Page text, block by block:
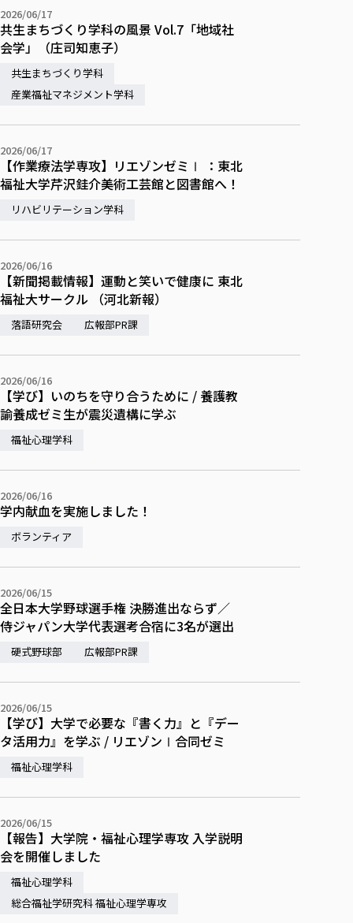
お役立ち情報（リンク集）
放射線モニタリング測定結果（国見キャンパス）
教職課程における情報の公表
学部・学科等設置計画履行状況報告書
情報公開規程
大学院
大学院
総合福祉学研究科 社会福祉学専攻 博士課程
通信教育部
通信教育部
通信制大学院 総合福祉学研究科 社会福祉学専攻 修士課程
通信制大学院 総合福祉学研究科 福祉心理学専攻 修士課程
カリキュラム（学部・大学院）
学びの特徴
実学臨床教育（総合福祉学部のみ履修可能）
教育実践活動（教育学科学生のみ受講可能）
禅のこころ
教員紹介・業績
学びのサポート
学費（学部学科）
授業料減免・奨学金等
宿舎の紹介
学生生活サポート
学生自主活動支援
社会人学生の育児支援（一時預かり）
求人の受付について
単独学内説明会のご案内
在学生の方
資格取得報奨制度について
東北福祉大学求人・インターンシップ検索サイト（キャリタス
卒業生の方
卒業生の方
卒業後のキャリア支援体制
卒業生アンケート
よくあるご質問
在学生インタビュー
Prospective Students
学生支援センター国際交流の活動
スタッフ紹介
ニュース一覧
東北福祉大学の研究紹介
共同研究等をご検討の皆様へ
東北福祉大学の紀要・リポジトリ
東北福祉大学の紀要・リポジトリ
研究紀要
教職研究
東北福祉大学機関リポジトリ
東北福祉大学オープンアクセス方針
産学・産学官連携
産学・産学官連携
学生参加 × 産学官連携 ～ 「行学一如」の実践
社会貢献・地域連携活動
社会貢献・地域連携活動
社会貢献への取り組み
社会貢献・地域連携活動報告書
被災地の子ども支援活動
自治体・団体等との主な協定
自治体・団体等との主な協定
生涯学習・社会人講座
特別支援教育研究室
TFU教育フォーラム
取材について
学内ポータルシステム
Universal Passport
2026/06/17
共生まちづくり学科の風景 Vol.7「地域社
会学」（庄司知恵子）
共生まちづくり学科
産業福祉マネジメント学科
2026/06/17
【作業療法学専攻】リエゾンゼミⅠ ：東北
福祉大学芹沢銈介美術工芸館と図書館へ！
リハビリテーション学科
2026/06/16
【新聞掲載情報】運動と笑いで健康に 東北
福祉大サークル （河北新報）
落語研究会 広報部PR課
2026/06/16
【学び】いのちを守り合うために / 養護教
諭養成ゼミ生が震災遺構に学ぶ
福祉心理学科
2026/06/16
学内献血を実施しました！
ボランティア
2026/06/15
全日本大学野球選手権 決勝進出ならず／
侍ジャパン大学代表選考合宿に3名が選出
硬式野球部 広報部PR課
2026/06/15
【学び】大学で必要な『書く力』と『デー
タ活用力』を学ぶ / リエゾンⅠ合同ゼミ
福祉心理学科
2026/06/15
【報告】大学院・福祉心理学専攻 入学説明
会を開催しました
福祉心理学科
総合福祉学研究科 福祉心理学専攻